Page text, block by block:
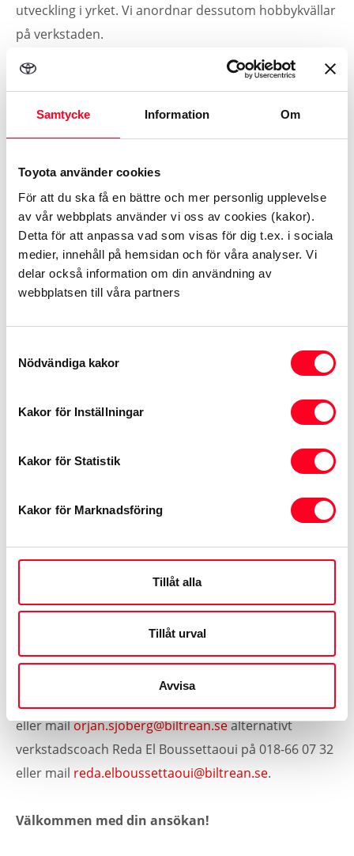
Samtycke Information Om
Toyota använder cookies
För att du ska få en bättre och mer personlig upplevelse
av vår webbplats använder vi oss av cookies (kakor).
Detta för att anpassa vad som visas för dig t.ex. i sociala
medier, innehåll på hemsidan och för våra analyser. Vi
delar också information om din användning av
webbplatsen till våra partners
Nödvändiga kakor
Kakor för Inställningar
Kakor för Statistik
Kakor för Marknadsföring
Tillåt alla
Tillåt urval
Avvisa
utveckling i yrket. Vi anordnar dessutom hobbykvällar
på verkstaden.
Vi söker dig som har fordonsteknisk
gymnasieutbildning eller motsvarande och minst
några års arbetslivserfarenhet som
personbilstekniker/mekaniker. Erfarenhet av arbete
med PSA produkter ser vi som starkt meriterande. Du
behärskar det svenska språket både i tal och skrift,
och innehar god förståelse för engelska då mycket av
vår tekniska litteratur är skriven på engelska. B-
Som person har du ett positivt förhållningssätt och
ser problem som utmaningar. Du är noggrann och
kvalitetsmedveten. Då du ingår i ett team med bra
gemenskap förväntas du även vara en lagspelare
samtidigt som du trivs med att ta ansvar för dina
Omfattning: Heltid, provanställning 6 mån.
Arbetstiderna är dagtid.
Placering: Kumlagatan 8, Uppsala
Har du frågor gällande tjänsten är du välkommen att
kontakta verkstadschef Örjan Sjöberg på 018-66 07 32
eller mailorjan.sjoberg@biltrean.sealternativt
verkstadscoach Reda El Boussettaoui på 018-66 07 32
eller mail reda.elboussettaoui@biltrean.se.
Välkommen med din ansökan!